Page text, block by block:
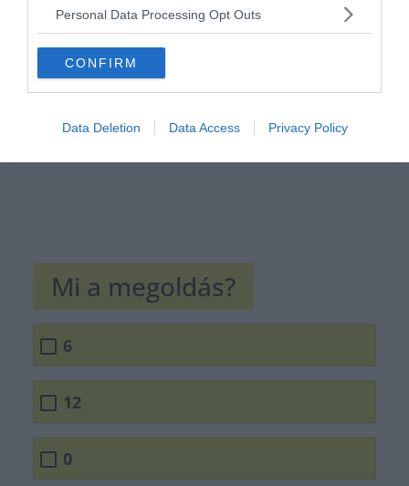
Personal Data Processing Opt Outs
CONFIRM
Data Deletion Data Access Privacy Policy
Mi a megoldás?
6
12
0